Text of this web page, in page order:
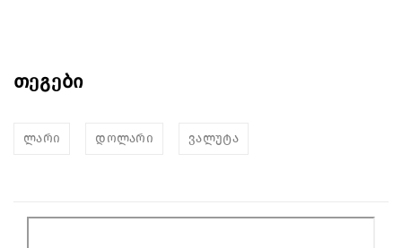
თეგები
ლარი დოლარი ვალუტა